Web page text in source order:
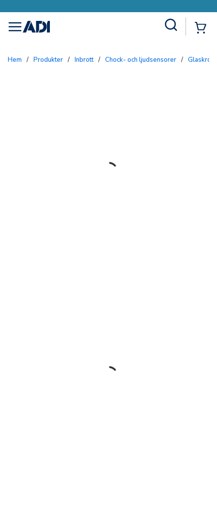
menu
Hem / Produkter / Inbrott / Chock- och ljudsensorer /